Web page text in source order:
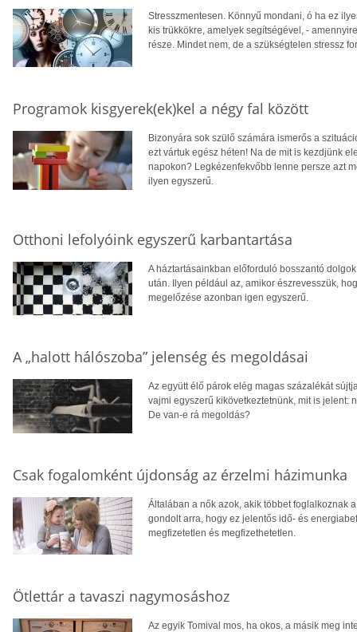
Stresszmentesen. Könnyű mondani, ó ha ez
kis trükkökre, amelyek segítségével, -
része. Mindet nem, de a szükségtelen stressz
Programok kisgyerek(ek)kel a négy fal között
Bizonyára sok szülő számára ismerős a
ezt vártuk egész héten! Na de mit is kezdjünk
napokon? Legkézenfekvőbb lenne persze azt
ilyen egyszerű.
Otthoni lefolyóink egyszerű karbantartása
A háztartásainkban előforduló bosszantó
után. Ilyen például az, amikor észrevesszük,
megelőzése azonban igen egyszerű.
A „halott hálószoba” jelenség és megoldásai
Az együtt élő párok elég magas százalékát
vajmi egyszerű kikövetkeztetnünk, mit is jelent:
De van-e rá megoldás?
Csak fogalomként újdonság az érzelmi házimunka
Általában a nők azok, akik többet foglalkoznak
gondolt arra, hogy ez jelentős idő- és
megfizetetlen és megfizethetetlen.
Ötlettár a tavaszi nagymosáshoz
Az egyik Tomival mos, ha okos, a másik meg